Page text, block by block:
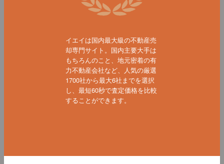
イエイは国内最大級の不動産売
却専門サイト。国内主要大手は
もちろんのこと、地元密着の有
力不動産会社など、人気の厳選
1700社から最大6社までを選択
し、最短60秒で査定価格を比較
することができます。